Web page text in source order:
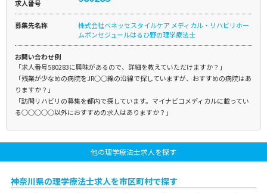
求人番号
募集先名称
株式会社ベネッセスタイルケア メディカル・リハビリホー
ムボンセジュールはるひ野の理学療法士
お問い合わせ例
「求人番号580283に興味があるので、詳細を教えていただけますか？」
「残業が少なめの病院をJR○○線の沿線で探していますが、おすすめの病院はあ
りますか？」
「訪問リハビリの募集を都内で探しています。マイナビコメディカルに載ってい
る○○○○○以外におすすめの求人はありますか？」
他の理学療法士求人を探す
神奈川県の理学療法士求人を市区町村で探す